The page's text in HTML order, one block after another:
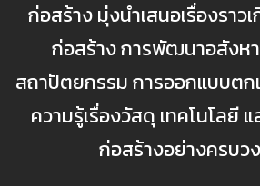
ก่อสร้าง มุ่งนำเสนอเรื่องราว
ก่อสร้าง การพัฒนาอสังห
สถาปัตยกรรม การออกแบบต
ความรู้เรื่องวัสดุ เทคโนโลยี
ก่อสร้างอย่างครบว